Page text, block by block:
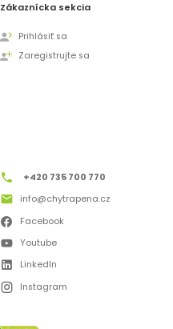
Zákaznícka sekcia
Prihlásiť sa
Zaregistrujte sa
+420 735 700 770
info@chytrapena.cz
Facebook
Youtube
LinkedIn
Instagram